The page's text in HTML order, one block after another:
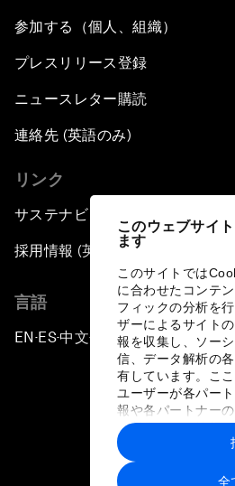
このウェブサイ
ます
このサイトでは
に合わせたコンテ
フィックの分析を
ザーによるサイト
報を収集し、ソー
信、データ解析の
有しています。こ
ユーザーが各パー
報や各パートナー
に収集された情報
トナーによって使
す。
全
参加する（個人、組織）
プレスリリース登録
ニュースレター購読
連絡先 (英語のみ)
リンク
サステナビリティへの取り組み
採用情報 (英語のみ)
言語
EN ▪ES▪中文▪ 日本語
プライバシーポリシ